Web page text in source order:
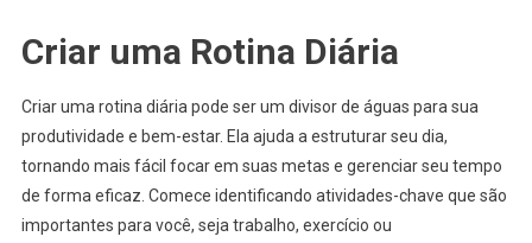
Criar uma Rotina Diária
Criar uma rotina diária pode ser um divisor de águas para sua
produtividade e bem-estar. Ela ajuda a estruturar seu dia,
tornando mais fácil focar em suas metas e gerenciar seu tempo
de forma eficaz. Comece identificando atividades-chave que são
importantes para você, seja trabalho, exercício ou